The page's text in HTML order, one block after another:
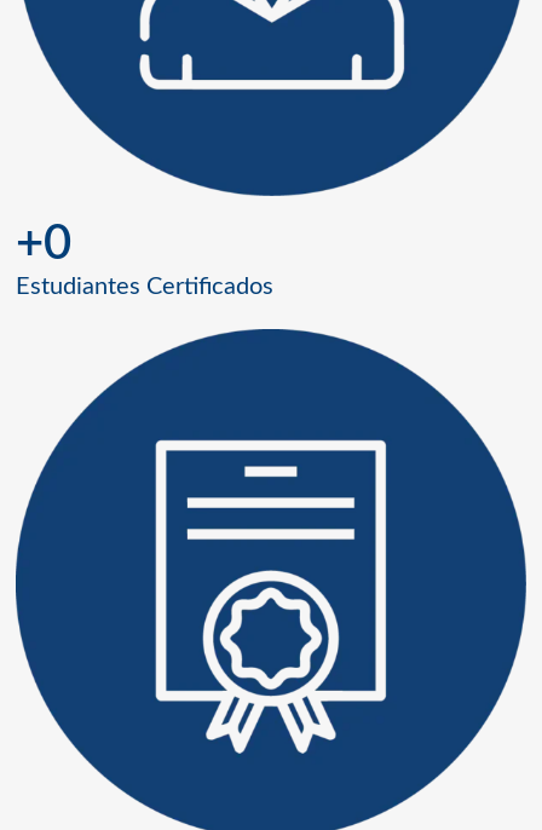
Estudiantes Certificados
+0